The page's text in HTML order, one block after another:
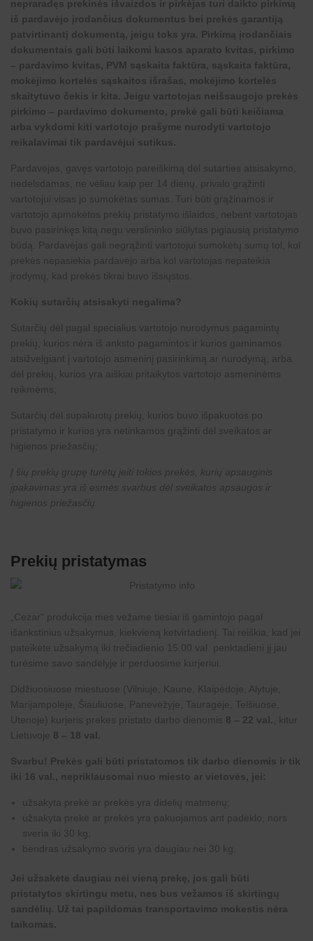
nepraradęs prekinės išvaizdos ir pirkėjas turi daikto pirkimą
iš pardavėjo įrodančius dokumentus bei prekės garantiją
patvirtinantį dokumentą, jeigu toks yra. Pirkimą įrodančiais
dokumentais gali būti laikomi kasos aparato kvitas, pirkimo
– pardavimo kvitas, PVM sąskaita faktūra, sąskaita faktūra,
mokėjimo kortelės sąskaitos išrašas, mokėjimo kortelės
skaitytuvo čekis ir kita. Jeigu vartotojas neišsaugojo prekės
pirkimo – pardavimo dokumento, prekė gali būti keičiama
arba vykdomi kiti vartotojo prašyme nurodyti vartotojo
reikalavimai tik pardavėjui sutikus.
Pardavėjas, gavęs vartotojo pareiškimą dėl sutarties atsisakymo,
nedelsdamas, ne vėliau kaip per 14 dienų, privalo grąžinti
vartotojui visas jo sumokėtas sumas. Turi būti grąžinamos ir
vartotojo apmokėtos prekių pristatymo išlaidos, nebent vartotojas
buvo pasirinkęs kitą negu verslininko siūlytas pigiausią pristatymo
būdą. Pardavėjas gali negrąžinti vartotojui sumokėtų sumų tol, kol
prekės nepasiekia pardavėjo arba kol vartotojas nepateikia
įrodymų, kad prekės tikrai buvo išsiųstos.
Kokių sutarčių atsisakyti negalima?
Sutarčių dėl pagal specialius vartotojo nurodymus pagamintų
prekių, kurios nėra iš anksto pagamintos ir kurios gaminamos
atsižvelgiant į vartotojo asmeninį pasirinkimą ar nurodymą, arba
dėl prekių, kurios yra aiškiai pritaikytos vartotojo asmeninėms
reikmėms;
Sutarčių dėl supakuotų prekių, kurios buvo išpakuotos po
pristatymo ir kurios yra netinkamos grąžinti dėl sveikatos ar
higienos priežasčių;
Į šių prekių grupę turėtų įeiti tokios prekės, kurių apsauginis
įpakavimas yra iš esmės svarbus dėl sveikatos apsaugos ir
higienos priežasčių.
Prekių pristatymas
„Cezar “ produkcija mes vežame tiesiai iš gamintojo pagal
išankstinius užsakymus, kiekvieną ketvirtadienį. Tai reiškia, kad jei
pateikėte užsakymą iki trečiadienio 15.00 val. penktadieni jį jau
turėsime savo sandėlyje ir perduosime kurjeriui.
Didžiuosiuose miestuose (Vilniuje, Kaune, Klaipėdoje, Alytuje,
Marijampolėje, Šiauliuose, Panevėžyje, Tauragėje, Telšiuose,
Utenoje) kurjeris prekes pristato darbo dienomis 8 – 22 val. , kitur
Lietuvoje 8 – 18 val.
Svarbu! Prekės gali būti pristatomos tik darbo dienomis ir tik
iki 16 val., nepriklausomai nuo miesto ar vietovės, jei:
užsakyta prekė ar prekės yra didelių matmenų;
užsakyta prekė ar prekės yra pakuojamos ant padėklo, nors
sveria iki 30 kg;
bendras užsakymo svoris yra daugiau nei 30 kg.
Jei užsakėte daugiau nei vieną prekę, jos gali būti
pristatytos skirtingu metu, nes bus vežamos iš skirtingų
sandėlių. Už tai papildomas transportavimo mokestis nėra
taikomas.